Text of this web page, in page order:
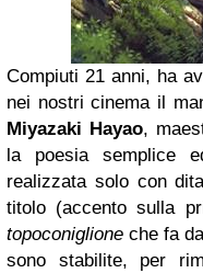
Compiuti 21 anni, ha
nei nostri cinema il
Miyazaki Hayao,
la poesia semplice
realizzata solo con
titolo (accento sulla
topoconiglione che fa
sono stabilite, per